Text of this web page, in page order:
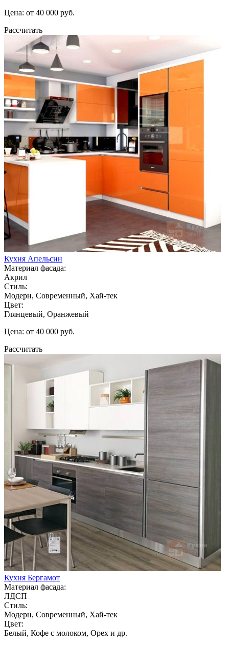
Цена: от 40 000 руб.
Рассчитать
Кухня Апельсин
Материал фасада:
Акрил
Стиль:
Модерн, Современный, Хай-тек
Цвет:
Глянцевый, Оранжевый
Цена: от 40 000 руб.
Рассчитать
Кухня Бергамот
Материал фасада:
ЛДСП
Стиль:
Модерн, Современный, Хай-тек
Цвет:
Белый, Кофе с молоком, Орех и др.